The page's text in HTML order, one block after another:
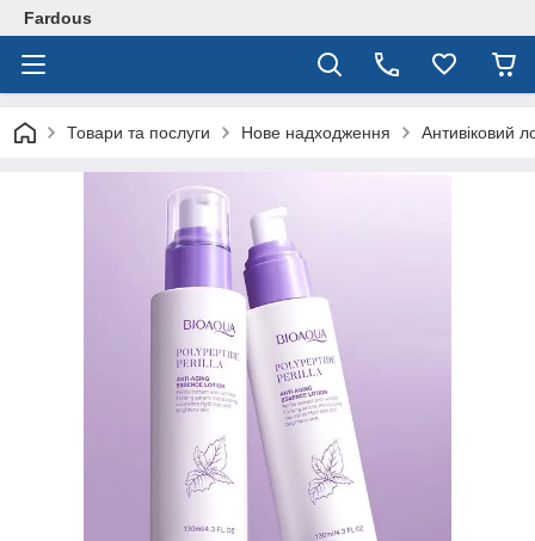
Fardous
Товари та послуги Нове надходження Антивіковий